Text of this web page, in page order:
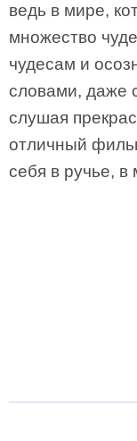
ведь в мире,
множество
чудесам и
словами, даже
слушая
отличный
себя в ручье,